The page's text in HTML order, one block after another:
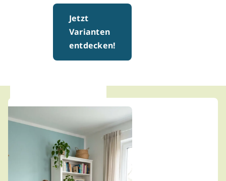
Jetzt
Varianten
entdecken!
Stell dir vor: